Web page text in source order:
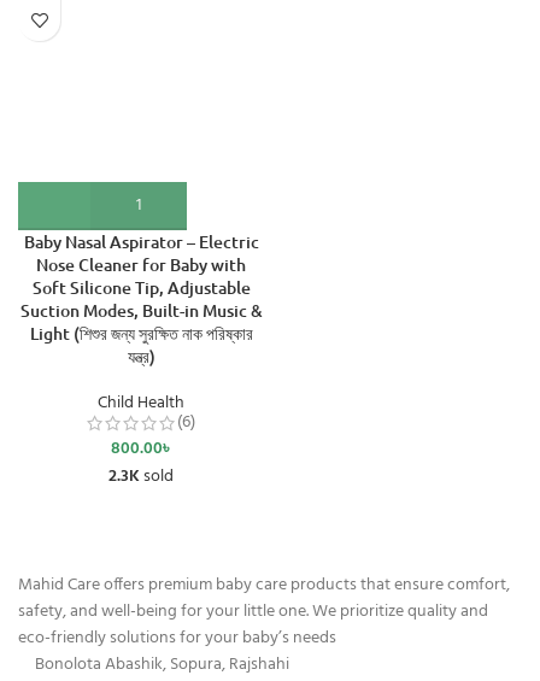
Baby Nasal Aspirator – Electric
Nose Cleaner for Baby with
Soft Silicone Tip, Adjustable
Suction Modes, Built-in Music &
Light (শিশুর জন্য সুরক্ষিত নাক পরিষ্কার
যন্ত্র)
Child Health
(6)
800.00৳
2.3Ksold
Mahid Care offers premium baby care products that ensure comfort,
safety, and well-being for your little one. We prioritize quality and
eco-friendly solutions for your baby’s needs
Bonolota Abashik, Sopura, Rajshahi